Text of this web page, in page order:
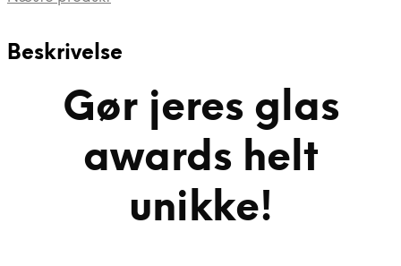
Beskrivelse
Gør jeres glas
awards helt
unikke!